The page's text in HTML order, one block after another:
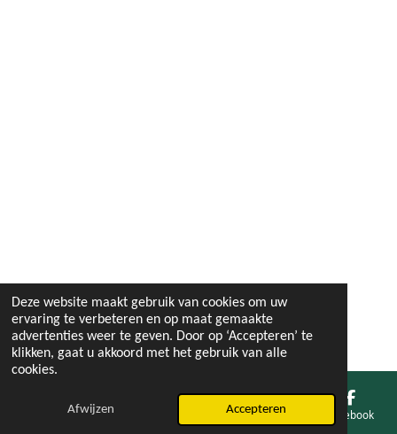
Deze website maakt gebruik van cookies om uw
ervaring te verbeteren en op maat gemaakte
advertenties weer te geven. Door op ‘Accepteren’ te
klikken, gaat u akkoord met het gebruik van alle
cookies.
Afwijzen Accepteren
E-mailadres Facebook